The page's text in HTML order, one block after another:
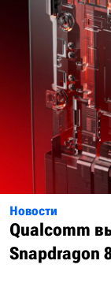
Новости
Qualcomm
Snapdragon